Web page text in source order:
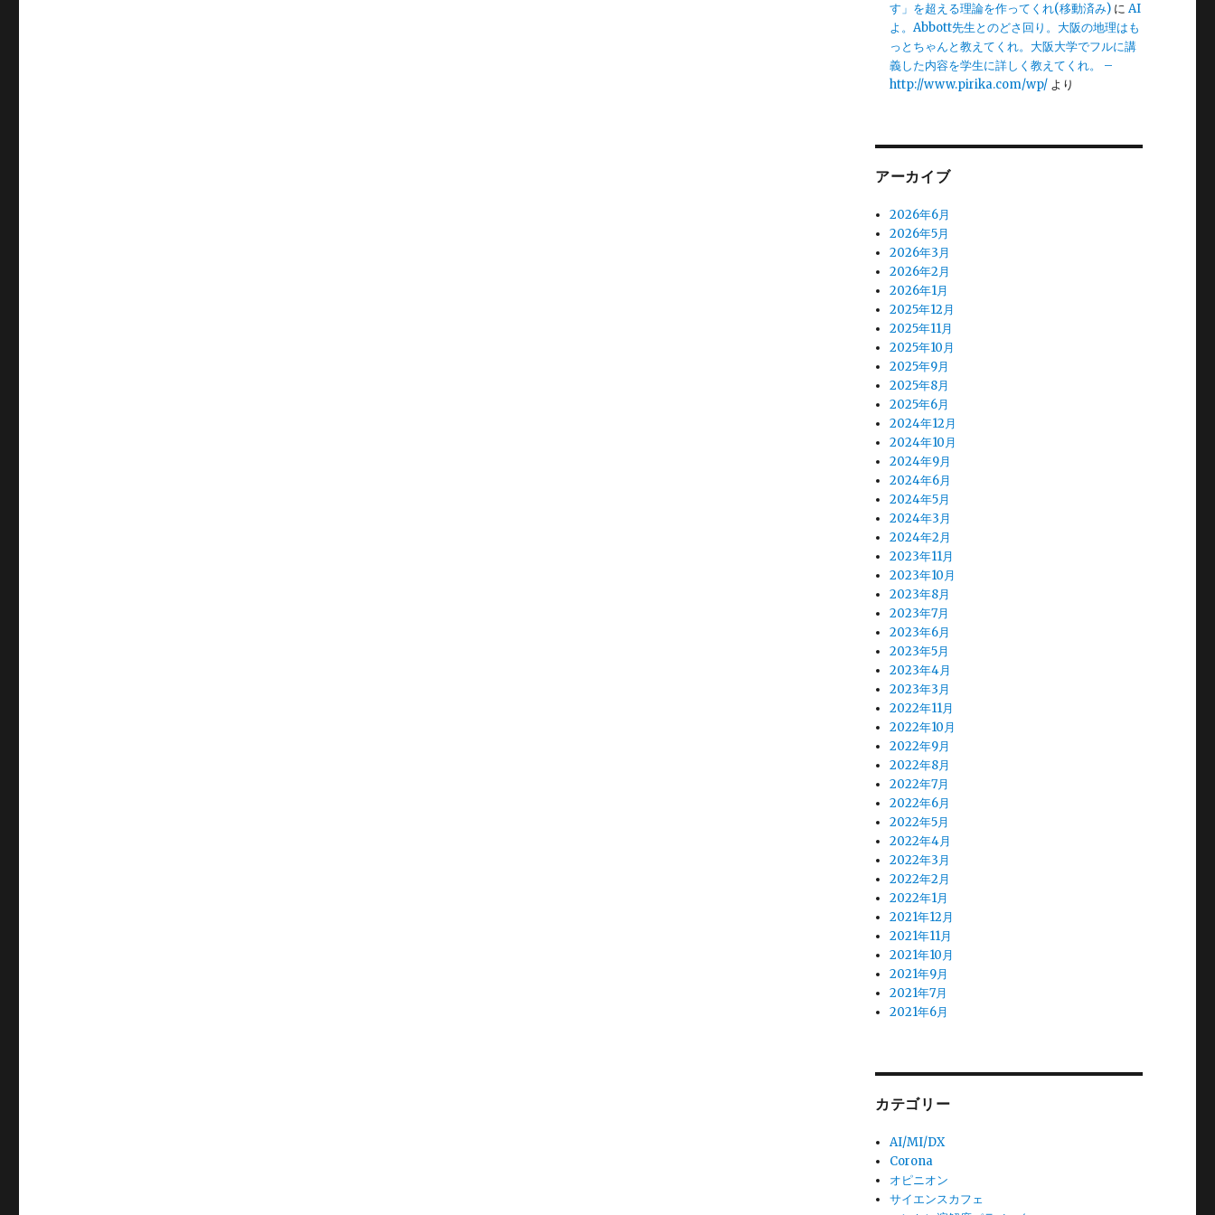
す」を超える理論を作ってくれ(移動済み) にAI
よ。Abbott先生とのどさ回り。大阪の地理はも
っとちゃんと教えてくれ。大阪大学でフルに講
義した内容を学生に詳しく教えてくれ。 –
http://www.pirika.com/wp/ より
アーカイブ
2026年6月
2026年5月
2026年3月
2026年2月
2026年1月
2025年12月
2025年11月
2025年10月
2025年9月
2025年8月
2025年6月
2024年12月
2024年10月
2024年9月
2024年6月
2024年5月
2024年3月
2024年2月
2023年11月
2023年10月
2023年8月
2023年7月
2023年6月
2023年5月
2023年4月
2023年3月
2022年11月
2022年10月
2022年9月
2022年8月
2022年7月
2022年6月
2022年5月
2022年4月
2022年3月
2022年2月
2022年1月
2021年12月
2021年11月
2021年10月
2021年9月
2021年7月
2021年6月
カテゴリー
AI/MI/DX
Corona
オピニオン
サイエンスカフェ